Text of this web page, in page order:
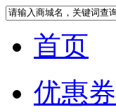
首页
优惠券